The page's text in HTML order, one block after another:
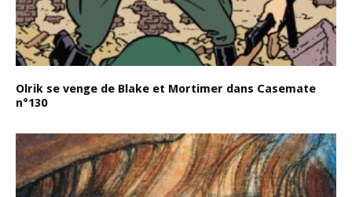
Olrik se venge de Blake et Mortimer dans Casemate
n°130